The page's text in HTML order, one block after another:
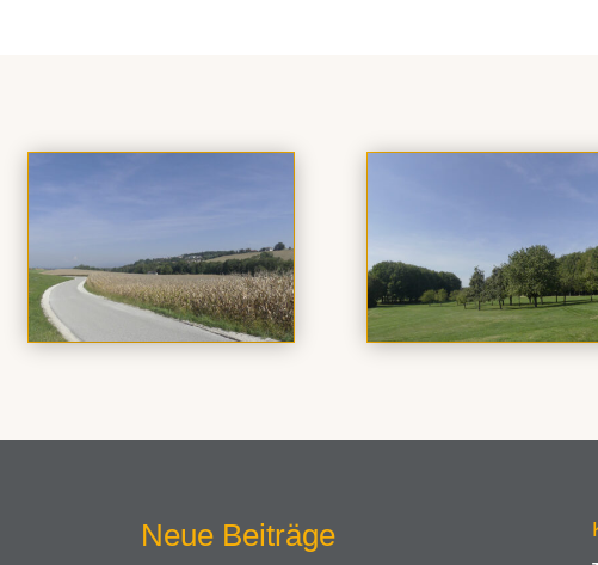
Neue Beiträge